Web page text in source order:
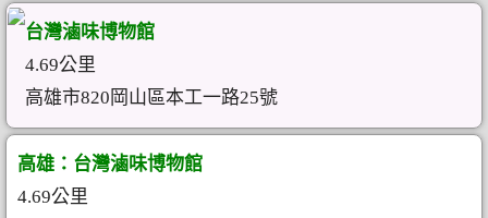
台灣滷味博物館
4.69公里
高雄市820岡山區本工一路25號
高雄：台灣滷味博物館
4.69公里